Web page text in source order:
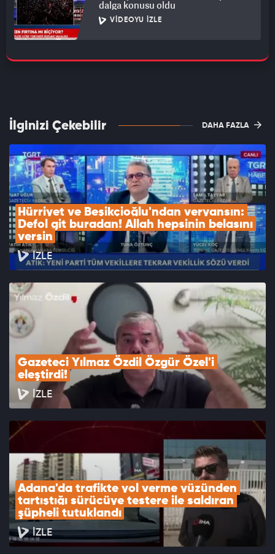
dalga konusu oldu
VIDEOYU İZLE
İlginizi Çekebilir DAHA FAZLA
Hürriyet ve Beşikçioğlu'ndan veryansın:
Defol git buradan! Allah hepsinin belasını
versin
İZLE
Gazeteci Yılmaz Özdil Özgür Özel'i
eleştirdi!
İZLE
Adana'da trafikte yol verme yüzünden
tartıştığı sürücüye testere ile saldıran
şüpheli tutuklandı
İZLE